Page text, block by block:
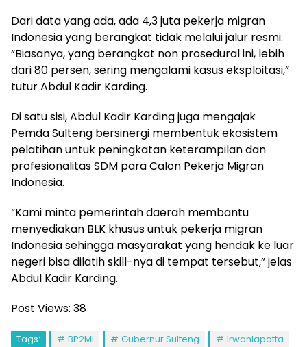
Dari data yang ada, ada 4,3 juta pekerja migran
Indonesia yang berangkat tidak melalui jalur resmi.
“Biasanya, yang berangkat non prosedural ini, lebih
dari 80 persen, sering mengalami kasus eksploitasi,”
tutur Abdul Kadir Karding.
Di satu sisi, Abdul Kadir Karding juga mengajak
Pemda Sulteng bersinergi membentuk ekosistem
pelatihan untuk peningkatan keterampilan dan
profesionalitas SDM para Calon Pekerja Migran
Indonesia.
“Kami minta pemerintah daerah membantu
menyediakan BLK khusus untuk pekerja migran
Indonesia sehingga masyarakat yang hendak ke luar
negeri bisa dilatih skill-nya di tempat tersebut,” jelas
Abdul Kadir Karding.
Post Views: 38
Tags: BP2MI Gubernur Sulteng Irwanlapatta